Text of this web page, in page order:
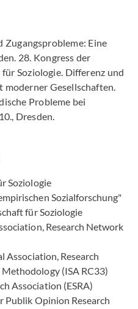
Zugangsprobleme: Eine
28. Kongress der
Soziologie. Differenz und
Gesellschaften.
Probleme bei
Dresden.
Soziologie
Sozialforschung"
für Soziologie
Research Network
Association, Research
(ISA RC33)
Association (ESRA)
Publik Opinion Research